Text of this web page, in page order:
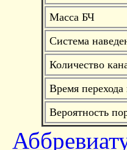
Масса БЧ
Система
Количество
Время
Вероятность